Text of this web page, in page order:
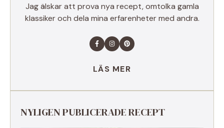
Jag älskar att prova nya recept, omtolka gamla
klassiker och dela mina erfarenheter med andra.
LÄS MER
NYLIGEN PUBLICERADE RECEPT